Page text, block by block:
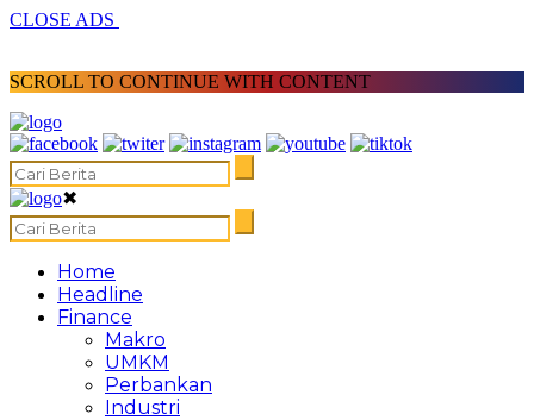
CLOSE ADS
SCROLL TO CONTINUE WITH CONTENT
✖
Home
Headline
Finance
Makro
UMKM
Perbankan
Industri